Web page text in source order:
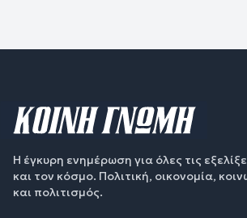
Η έγκυρη ενημέρωση για όλες τις
και τον κόσμο. Πολιτική, οικονομία,
και πολιτισμός.